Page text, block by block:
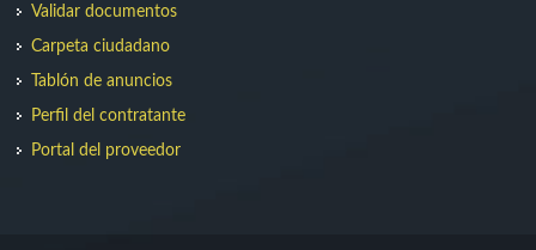
Validar documentos
Carpeta ciudadano
Tablón de anuncios
Perfil del contratante
Portal del proveedor